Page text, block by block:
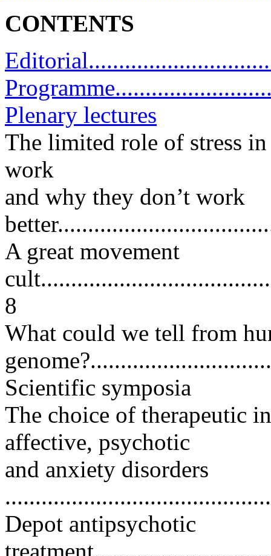
CONTENTS
Plenary lectures
The limited role of stress
work
and why they don’t work
A great movement
8
What could we tell from
Scientific symposia
The choice of therapeutic
affective, psychotic
and anxiety disorders
Depot antipsychotic